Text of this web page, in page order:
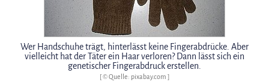
Wer Handschuhe trägt, hinterlässt keine Fingerabdrücke. Aber
vielleicht hat der Täter ein Haar verloren? Dann lässt sich ein
genetischer Fingerabdruck erstellen.
[ © Quelle: pixabay.com ]